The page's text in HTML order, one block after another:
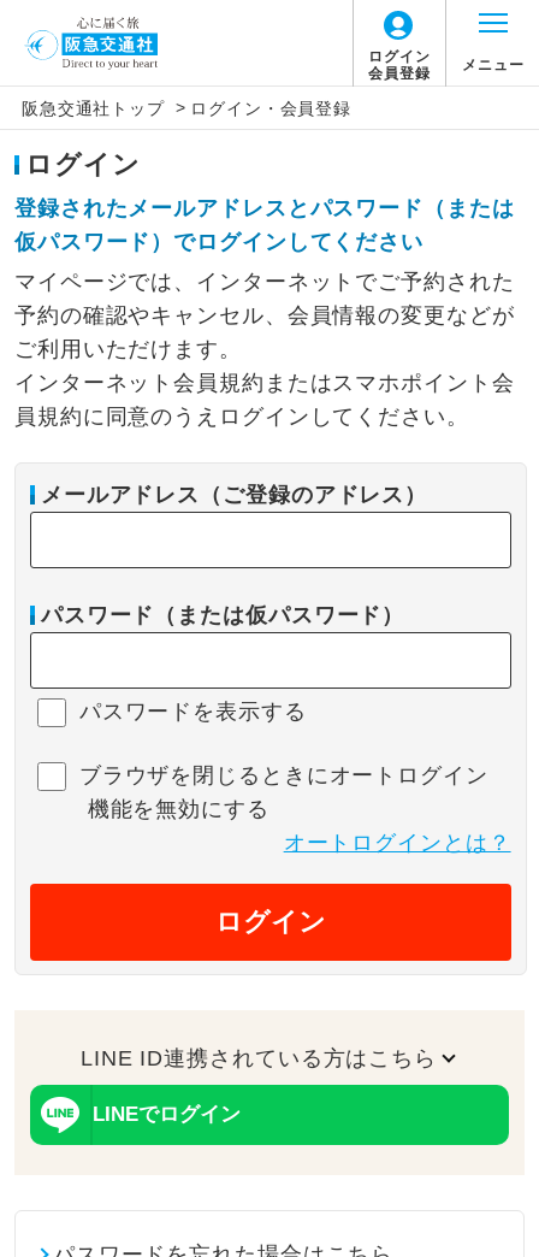
ログイン
会員登録
メニュー
阪急交通社トップ > ログイン・会員登録
ログイン
登録されたメールアドレスとパスワード（または
仮パスワード）でログインしてください
マイページでは、インターネットでご予約された
予約の確認やキャンセル、会員情報の変更などが
ご利用いただけます。
インターネット会員規約またはスマホポイント会
員規約に同意のうえログインしてください。
メールアドレス（ご登録のアドレス）
パスワード（または仮パスワード）
パスワードを表示する
ブラウザを閉じるときにオートログイン
機能を無効にする
オートログインとは？
ログイン
LINE ID連携されている方はこちら
LINEでログイン